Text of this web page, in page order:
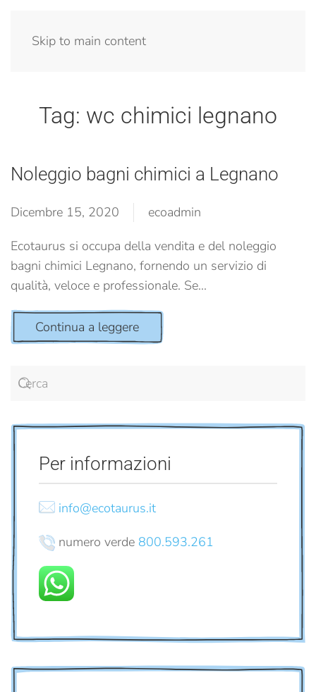
Skip to main content
Tag: wc chimici legnano
Noleggio bagni chimici a Legnano
Dicembre 15, 2020
ecoadmin
Ecotaurus si occupa della vendita e del noleggio
bagni chimici Legnano, fornendo un servizio di
qualità, veloce e professionale. Se...
Continua a leggere
Per informazioni
info@ecotaurus.it
numero verde 800.593.261